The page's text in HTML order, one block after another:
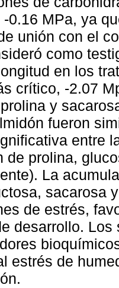
0.16 MPa, ya
unión con el
como
en los
crítico, -2.07
y
fueron
entre
de prolina,
La
sacarosa
de estrés,
desarrollo.
estrés de